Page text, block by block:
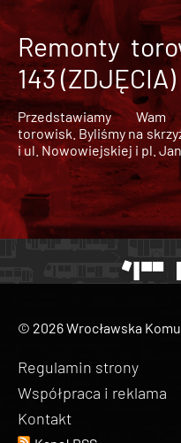
Remonty
143 (ZDJĘCIA)
Przedstawiamy
torowisk. Byliśmy na
i ul. Nowowiejskiej i pl.
© 2026 Wrocławska
Regulamin strony
Współpraca i reklama
Kontakt